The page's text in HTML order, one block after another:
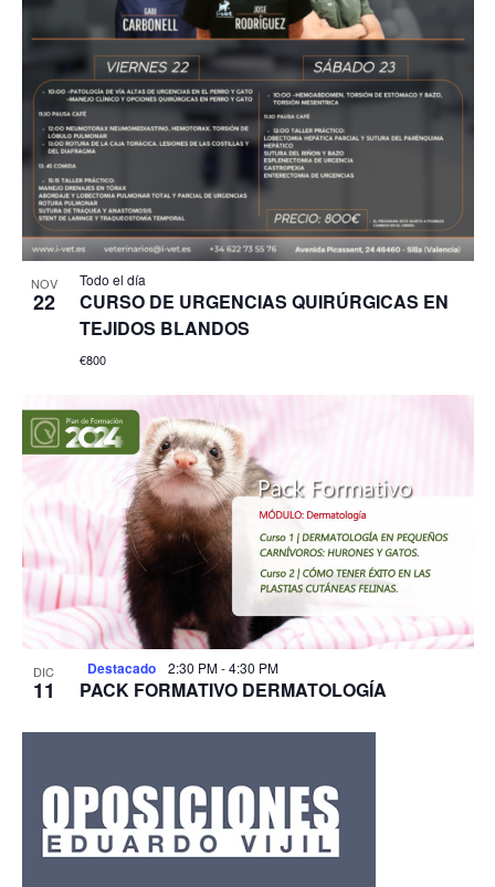
NOV
22
Todo el día
CURSO DE URGENCIAS QUIRÚRGICAS EN
TEJIDOS BLANDOS
€800
DIC
11
Destacado 2:30 PM-4:30 PM
PACK FORMATIVO DERMATOLOGÍA